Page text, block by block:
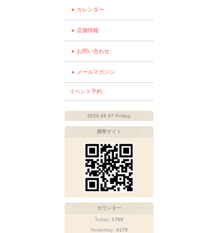
カレンダー
店舗情報
お問い合わせ
メールマガジン
イベント予約
2026.08.07 Friday
携帯サイト
カウンター
Today: 1768
Yesterday: 4175